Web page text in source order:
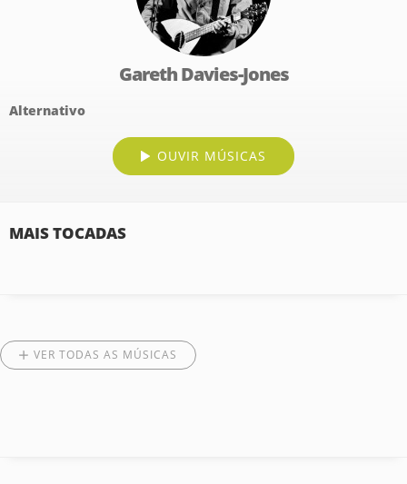
Gareth Davies-Jones
Alternativo
OUVIR MÚSICAS
MAIS TOCADAS
VER TODAS AS MÚSICAS